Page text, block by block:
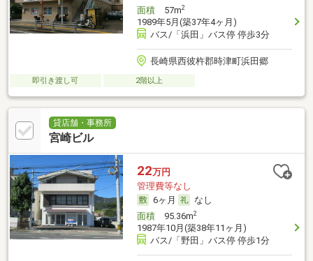
面積57m2
1989年5月(築37年4ヶ月)
バス/「浜田」バス停 停歩3分
長崎県西彼杵郡時津町浜田郷
即引き渡し可 2階以上
貸店舗・事務所
宮崎ビル
22万円
管理費等なし
6ヶ月
なし
面積95.36m2
1987年10月(築38年11ヶ月)
バス/「野田」バス停 停歩1分